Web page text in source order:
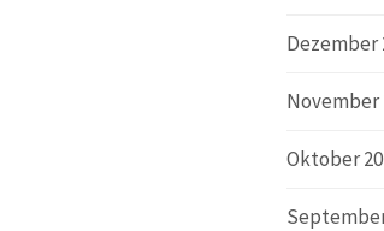
Dezember
November
Oktober